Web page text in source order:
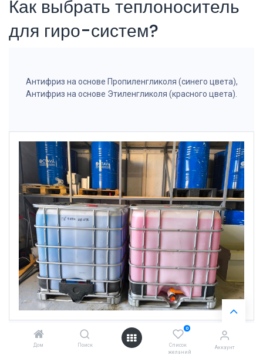
Дом Поиск
0
Список
желаний
Аккаунт
Как выбрать теплоноситель
для гиро-систем?
Антифриз на основе Пропиленгликоля (синего цвета),
Антифриз на основе Этиленгликоля (красного цвета).